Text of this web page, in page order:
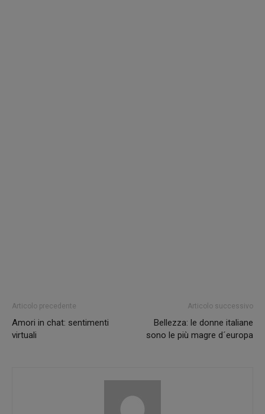
Articolo precedente
Amori in chat: sentimenti
virtuali
Articolo successivo
Bellezza: le donne italiane
sono le più magre d´europa